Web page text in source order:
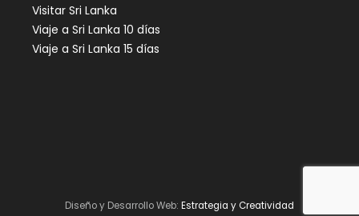
Visitar Sri Lanka
Viaje a Sri Lanka 10 días
Viaje a Sri Lanka 15 días
Diseño y Desarrollo Web: Estrategia y Creatividad